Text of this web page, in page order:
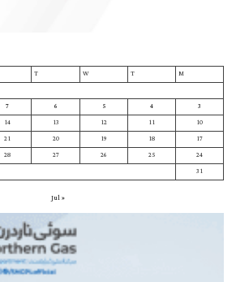
M
T
W
T
3
4
5
6
7
10
11
12
13
14
17
18
19
20
21
24
25
26
27
28
31
« Jul